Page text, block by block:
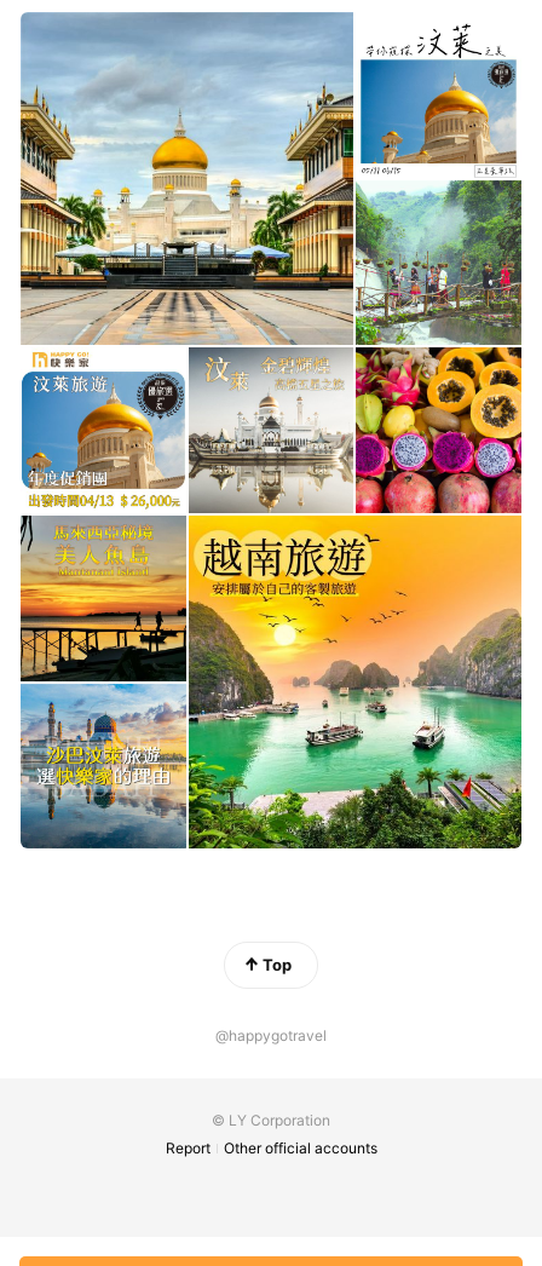
Top
@happygotravel
© LY Corporation
Report
Other official accounts